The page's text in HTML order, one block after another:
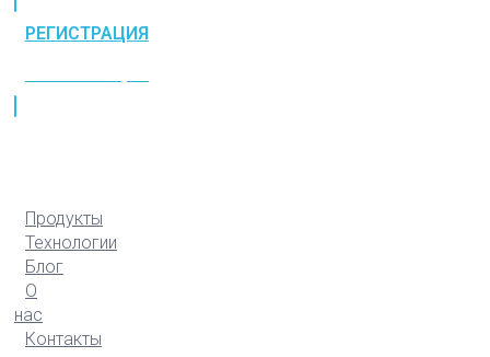
РЕГИСТРАЦИЯ
Продукты
Технологии
Блог
О
нас
Контакты